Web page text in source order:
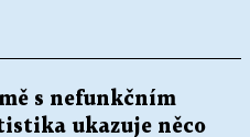
s nefunkčním
ukazuje něco